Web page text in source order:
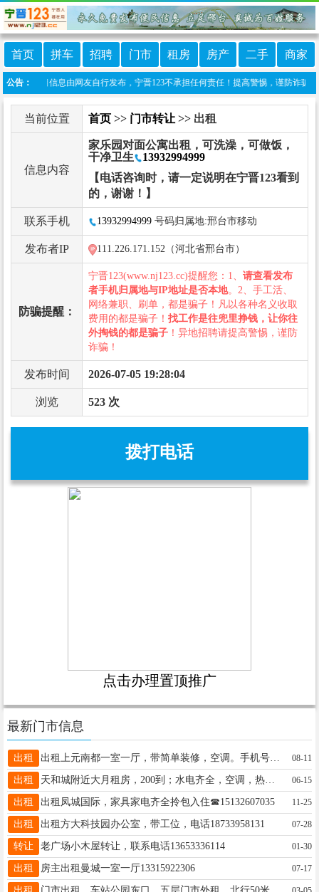
首页 拼车 招聘 门市 租房 房产 二手 商家
公告：
：本栏目信息由网友自行发布，宁晋123不承担任何责任！提高警惕，谨防诈骗！
当前位置 首页 >> 门市转让 >> 出租
信息内容
家乐园对面公寓出租，可洗澡，可做饭，
干净卫生
13932994999
【电话咨询时，请一定说明在宁晋123看到
的，谢谢！】
联系手机 13932994999 号码归属地:邢台市移动
发布者IP 111.226.171.152（河北省邢台市）
防骗提醒：
宁晋123(www.nj123.cc)提醒您：1、 请查看发布
者手机归属地与IP地址是否本地。2、手工活、
网络兼职、刷单，都是骗子！凡以各种名义收取
费用的都是骗子！ 找工作是往兜里挣钱，让你往
外掏钱的都是骗子 ！异地招聘请提高警惕，谨防
诈骗！
发布时间 2026-07-05 19:28:04
浏览 523 次
拨打电话
点击办理置顶推广
最新门市信息
出租 出租上元南都一室一厅，带简单装修，空调。手机号码：18331972957 08-11
出租 天和城附近大月租房，200到；水电齐全，空调，热水器。电话：18103292088 06-15
出租 出租凤城国际，家具家电齐全拎包入住☎15132607035 11-25
出租 出租方大科技园办公室，带工位，电话18733958131 07-28
转让 老广场小木屋转让，联系电话13653336114 01-30
出租 房主出租曼城一室一厅13315922306 07-17